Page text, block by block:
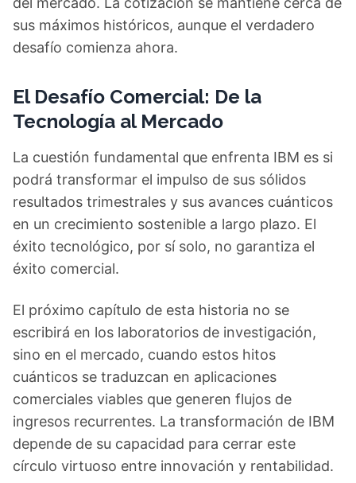
sus máximos históricos, aunque el verdadero
desafío comienza ahora.
El Desafío Comercial: De la
Tecnología al Mercado
La cuestión fundamental que enfrenta IBM es si
podrá transformar el impulso de sus sólidos
resultados trimestrales y sus avances cuánticos
en un crecimiento sostenible a largo plazo. El
éxito tecnológico, por sí solo, no garantiza el
éxito comercial.
El próximo capítulo de esta historia no se
escribirá en los laboratorios de investigación,
sino en el mercado, cuando estos hitos
cuánticos se traduzcan en aplicaciones
comerciales viables que generen flujos de
ingresos recurrentes. La transformación de IBM
depende de su capacidad para cerrar este
círculo virtuoso entre innovación y rentabilidad.